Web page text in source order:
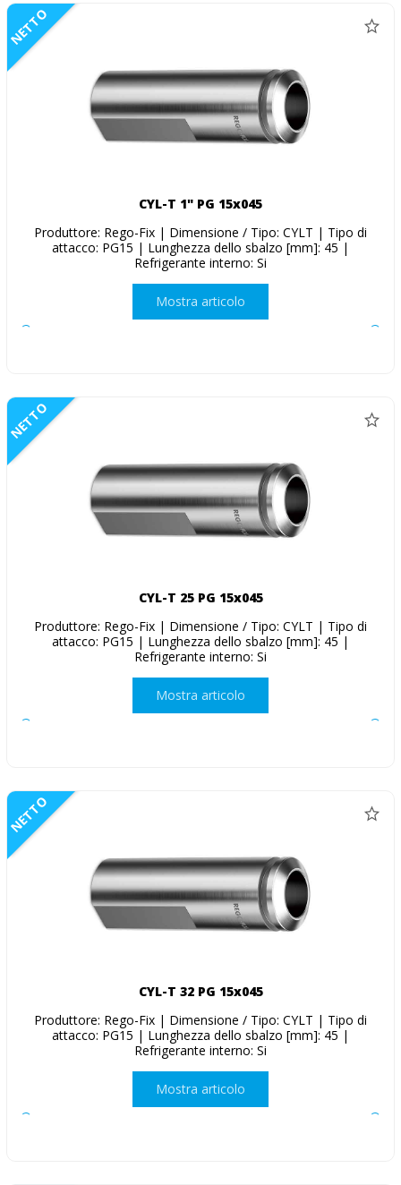
NETTO
CYL-T 1" PG 15x045
Produttore: Rego-Fix | Dimensione / Tipo: CYLT | Tipo di
attacco: PG15 | Lunghezza dello sbalzo [mm]: 45 |
Refrigerante interno: Si
Mostra articolo
NETTO
CYL-T 25 PG 15x045
Produttore: Rego-Fix | Dimensione / Tipo: CYLT | Tipo di
attacco: PG15 | Lunghezza dello sbalzo [mm]: 45 |
Refrigerante interno: Si
Mostra articolo
NETTO
CYL-T 32 PG 15x045
Produttore: Rego-Fix | Dimensione / Tipo: CYLT | Tipo di
attacco: PG15 | Lunghezza dello sbalzo [mm]: 45 |
Refrigerante interno: Si
Mostra articolo